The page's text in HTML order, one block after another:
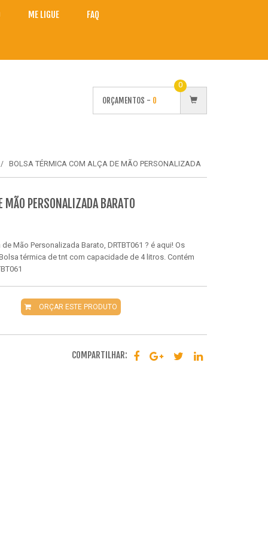
ME LIGUE FAQ
ORÇAMENTOS - 0
0
BOLSA TÉRMICA COM ALÇA DE MÃO PERSONALIZADA
MÃO PERSONALIZADA BARATO
Mão Personalizada Barato, DRTBT061 ? é aqui! Os
térmica de tnt com capacidade de 4 litros. Contém
ORÇAR ESTE PRODUTO
COMPARTILHAR: